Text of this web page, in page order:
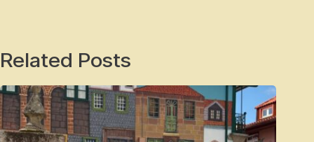
Related Posts